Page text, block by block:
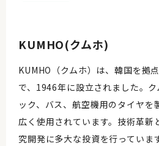
KUMHO(クムホ)
KUMHO（クムホ）は、韓国を拠
で、1946年に設立されました。
ック、バス、航空機用のタイヤを
広く使用されています。技術革新
究開発に多大な投資を行っていま